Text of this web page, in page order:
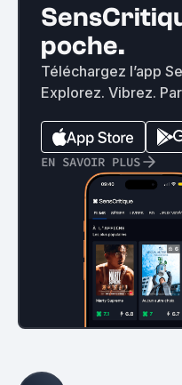
poche.
Téléchargez l’app
Explorez. Vibrez.
EN SAVOIR PLUS